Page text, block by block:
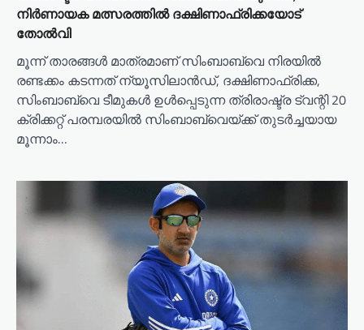
നിർണായക മത്സരത്തിൽ ദക്ഷിണാഫ്രിക്കയോട്
തോൽവി
മൂന്ന് താരങ്ങൾ മാത്രമാണ് സിംബാബ്‍വെ നിരയിൽ
രണ്ടക്കം കടന്നത് ന്യൂസിലാൻഡ്, ദക്ഷിണാഫ്രിക്ക,
സിംബാബ്‍വെ ടീമുകൾ ഉൾപ്പെടുന്ന ത്രിരാഷ്ട്ര ട്വന്റി 20
ക്രിക്കറ്റ് പരമ്പരയില്‍ സിംബാബ്‌വെയ്ക്ക് തുടര്‍ച്ചയായ
മൂന്നാം…